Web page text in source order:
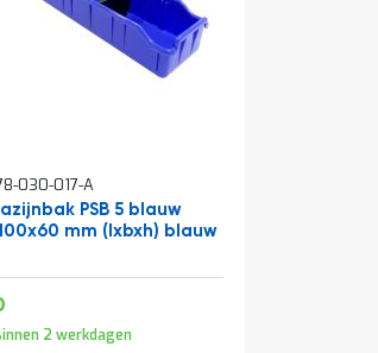
030-017-A
PSB 5 blauw
mm (lxbxh) blauw
2 werkdagen